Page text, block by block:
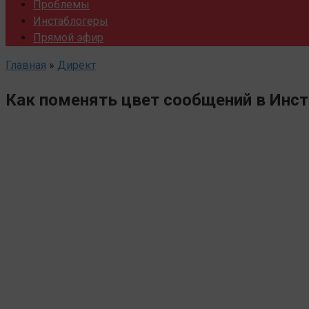
Проблемы
Инстаблогеры
Прямой эфир
Главная » Директ
Как поменять цвет сообщений в